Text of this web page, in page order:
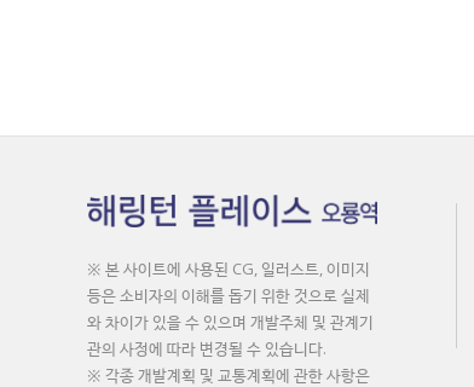
※ 본 사이트에 사용된 CG, 일러스트, 이미지
등은 소비자의 이해를 돕기 위한 것으로 실제
와 차이가 있을 수 있으며 개발주체 및 관계기
관의 사정에 따라 변경될 수 있습니다.
※ 각종 개발계획 및 교통계획에 관한 사항은